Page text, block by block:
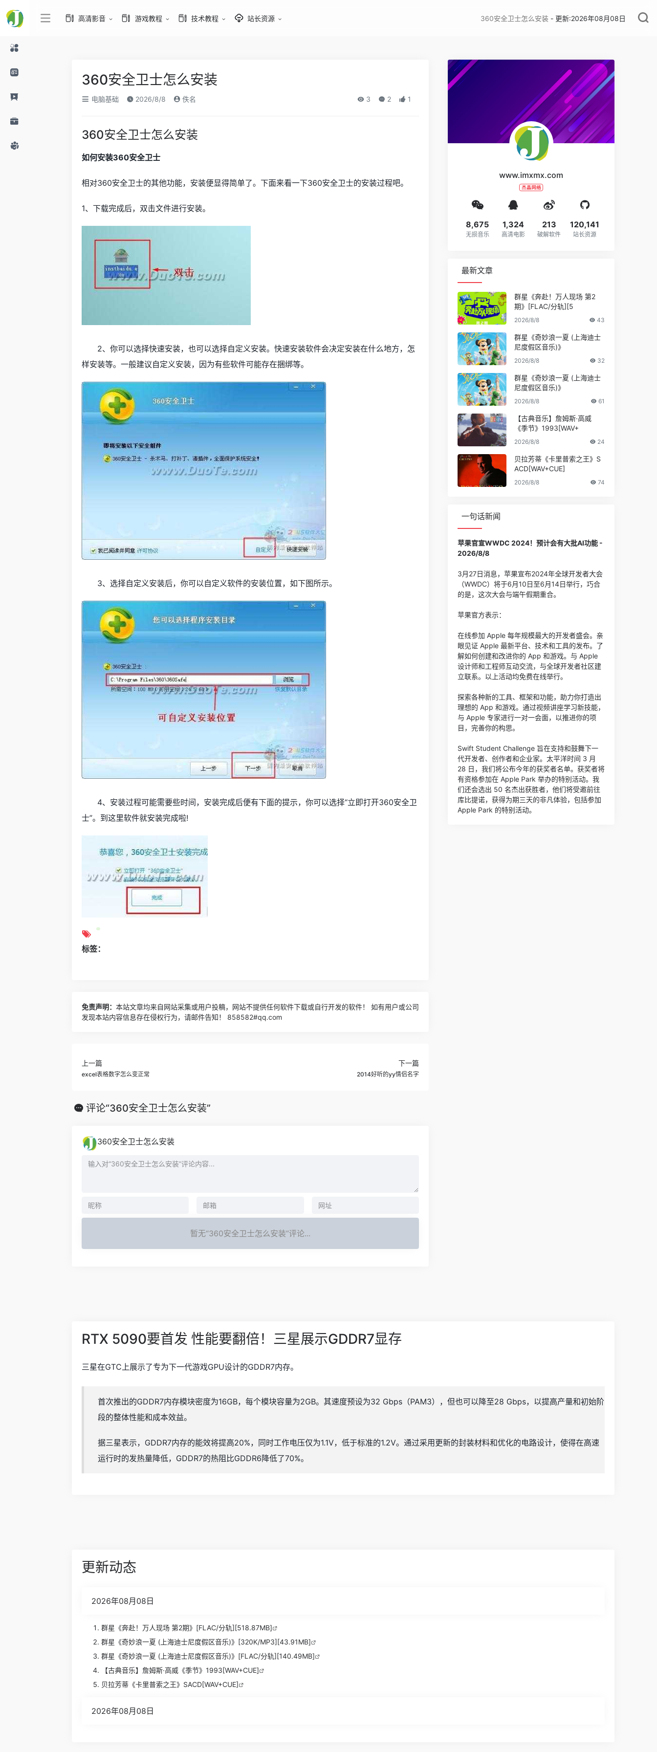
高清影音 游戏教程 技术教程 站长资源 360安全卫士怎么安装 - 更新:2026年08月08日
360安全卫士怎么安装
电脑基础 2026/8/8 佚名 3 2 1
360安全卫士怎么安装
如何安装360安全卫士
相对360安全卫士的其他功能，安装便显得简单了。下面来看一下360安全卫士的安装过程吧。
1、下载完成后，双击文件进行安装。
2、你可以选择快速安装，也可以选择自定义安装。快速安装软件会决定安装在什么地方，怎
样安装等。一般建议自定义安装，因为有些软件可能存在捆绑等。
3、选择自定义安装后，你可以自定义软件的安装位置，如下图所示。
4、安装过程可能需要些时间，安装完成后便有下面的提示，你可以选择“立即打开360安全卫
士”。到这里软件就安装完成啦!
标签：
免责声明： 本站文章均来自网站采集或用户投稿，网站不提供任何软件下载或自行开发的软件！ 如有用户或公司
发现本站内容信息存在侵权行为，请邮件告知！ 858582#qq.com
上一篇
excel表格数字怎么变正常
下一篇
2014好听的yy情侣名字
评论“360安全卫士怎么安装”
360安全卫士怎么安装
暂无“360安全卫士怎么安装”评论...
www.imxmx.com
杰晶网络
8,675
无损音乐
1,324
高清电影
213
破解软件
120,141
站长资源
最新文章
群星《奔赴！万人现场 第2
期》[FLAC/分轨][5
2026/8/8 43
群星《奇妙浪一夏 (上海迪士
尼度假区音乐)》
2026/8/8 32
群星《奇妙浪一夏 (上海迪士
尼度假区音乐)》
2026/8/8 61
【古典音乐】詹姆斯·高威
《季节》1993[WAV+
2026/8/8 24
贝拉芳蒂《卡里普索之王》S
ACD[WAV+CUE]
2026/8/8 74
一句话新闻
苹果官宣WWDC 2024！预计会有大批AI功能 -
2026/8/8
3月27日消息，苹果宣布2024年全球开发者大会
（WWDC）将于6月10日至6月14日举行，巧合
的是，这次大会与端午假期重合。
苹果官方表示：
在线参加 Apple 每年规模最大的开发者盛会。亲
眼见证 Apple 最新平台、技术和工具的发布。了
解如何创建和改进你的 App 和游戏。与 Apple
设计师和工程师互动交流，与全球开发者社区建
立联系。以上活动均免费在线举行。
探索各种新的工具、框架和功能，助力你打造出
理想的 App 和游戏。通过视频讲座学习新技能，
与 Apple 专家进行一对一会面，以推进你的项
目，完善你的构思。
Swift Student Challenge 旨在支持和鼓舞下一
代开发者、创作者和企业家。太平洋时间 3 月
28 日，我们将公布今年的获奖者名单。获奖者将
有资格参加在 Apple Park 举办的特别活动。我
们还会选出 50 名杰出获胜者，他们将受邀前往
库比提诺，获得为期三天的非凡体验，包括参加
Apple Park 的特别活动。
RTX 5090要首发 性能要翻倍！三星展示GDDR7显存
三星在GTC上展示了专为下一代游戏GPU设计的GDDR7内存。
首次推出的GDDR7内存模块密度为16GB，每个模块容量为2GB。其速度预设为32 Gbps（PAM3），但也可以降至28 Gbps，以提高产量和初始阶
段的整体性能和成本效益。
据三星表示，GDDR7内存的能效将提高20%，同时工作电压仅为1.1V，低于标准的1.2V。通过采用更新的封装材料和优化的电路设计，使得在高速
运行时的发热量降低，GDDR7的热阻比GDDR6降低了70%。
更新动态
2026年08月08日
群星《奔赴！万人现场 第2期》[FLAC/分轨][518.87MB]
群星《奇妙浪一夏 (上海迪士尼度假区音乐)》[320K/MP3][43.91MB]
群星《奇妙浪一夏 (上海迪士尼度假区音乐)》[FLAC/分轨][140.49MB]
【古典音乐】詹姆斯·高威《季节》1993[WAV+CUE]
贝拉芳蒂《卡里普索之王》SACD[WAV+CUE]
2026年08月08日